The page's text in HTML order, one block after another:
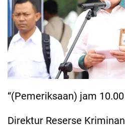
“(Pemeriksaan) jam
Direktur Reserse